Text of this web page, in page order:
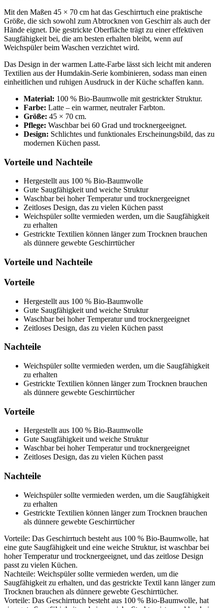
Mit den Maßen 45 × 70 cm hat das Geschirrtuch eine praktische
Größe, die sich sowohl zum Abtrocknen von Geschirr als auch der
Hände eignet. Die gestrickte Oberfläche trägt zu einer effektiven
Saugfähigkeit bei, die am besten erhalten bleibt, wenn auf
Weichspüler beim Waschen verzichtet wird.
Das Design in der warmen Latte-Farbe lässt sich leicht mit anderen
Textilien aus der Humdakin-Serie kombinieren, sodass man einen
einheitlichen und ruhigen Ausdruck in der Küche schaffen kann.
Material: 100 % Bio-Baumwolle mit gestrickter Struktur.
Farbe: Latte – ein warmer, neutraler Farbton.
Größe: 45 × 70 cm.
Pflege: Waschbar bei 60 Grad und trocknergeeignet.
Design: Schlichtes und funktionales Erscheinungsbild, das zu
modernen Küchen passt.
Vorteile und Nachteile
Hergestellt aus 100 % Bio-Baumwolle
Gute Saugfähigkeit und weiche Struktur
Waschbar bei hoher Temperatur und trocknergeeignet
Zeitloses Design, das zu vielen Küchen passt
Weichspüler sollte vermieden werden, um die Saugfähigkeit
zu erhalten
Gestrickte Textilien können länger zum Trocknen brauchen
als dünnere gewebte Geschirrtücher
Vorteile und Nachteile
Vorteile
Hergestellt aus 100 % Bio-Baumwolle
Gute Saugfähigkeit und weiche Struktur
Waschbar bei hoher Temperatur und trocknergeeignet
Zeitloses Design, das zu vielen Küchen passt
Nachteile
Weichspüler sollte vermieden werden, um die Saugfähigkeit
zu erhalten
Gestrickte Textilien können länger zum Trocknen brauchen
als dünnere gewebte Geschirrtücher
Vorteile
Hergestellt aus 100 % Bio-Baumwolle
Gute Saugfähigkeit und weiche Struktur
Waschbar bei hoher Temperatur und trocknergeeignet
Zeitloses Design, das zu vielen Küchen passt
Nachteile
Weichspüler sollte vermieden werden, um die Saugfähigkeit
zu erhalten
Gestrickte Textilien können länger zum Trocknen brauchen
als dünnere gewebte Geschirrtücher
Vorteile: Das Geschirrtuch besteht aus 100 % Bio-Baumwolle, hat
eine gute Saugfähigkeit und eine weiche Struktur, ist waschbar bei
hoher Temperatur und trocknergeeignet, und das zeitlose Design
passt zu vielen Küchen.
Nachteile: Weichspüler sollte vermieden werden, um die
Saugfähigkeit zu erhalten, und das gestrickte Textil kann länger zum
Trocknen brauchen als dünnere gewebte Geschirrtücher.
Vorteile: Das Geschirrtuch besteht aus 100 % Bio-Baumwolle, hat